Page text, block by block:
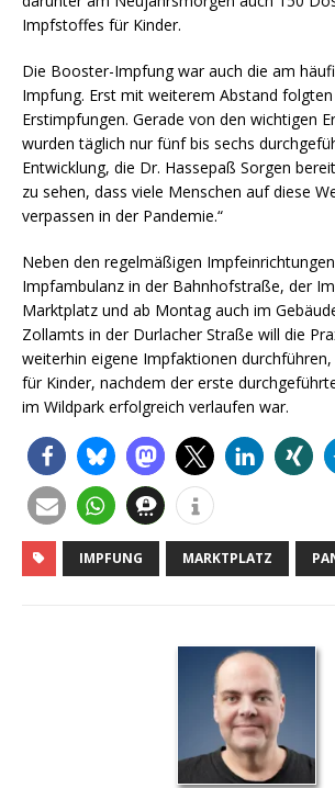
Impfstoffes für Kinder.
Die Booster-Impfung war auch die am
Impfung. Erst mit weiterem Abstand
Erstimpfungen. Gerade von den wichtigen
wurden täglich nur fünf bis sechs
Entwicklung, die Dr. Hassepaß Sorgen
zu sehen, dass viele Menschen auf diese
verpassen in der Pandemie.“
Neben den regelmäßigen
Impfambulanz in der Bahnhofstraße, der
Marktplatz und ab Montag auch im
Zollamts in der Durlacher Straße will die
weiterhin eigene Impfaktionen
für Kinder, nachdem der erste
im Wildpark erfolgreich verlaufen war.
IMPFUNG MARKTPLATZ